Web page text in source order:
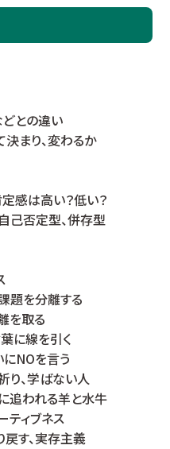
どとの違い
まり、変わるか
感は高い？低い？
己否定型、併存型
題を分離する
を取る
に線を引く
にNOを言う
り、学ばない人
追われる羊と水牛
ティブネス
す、実存主義